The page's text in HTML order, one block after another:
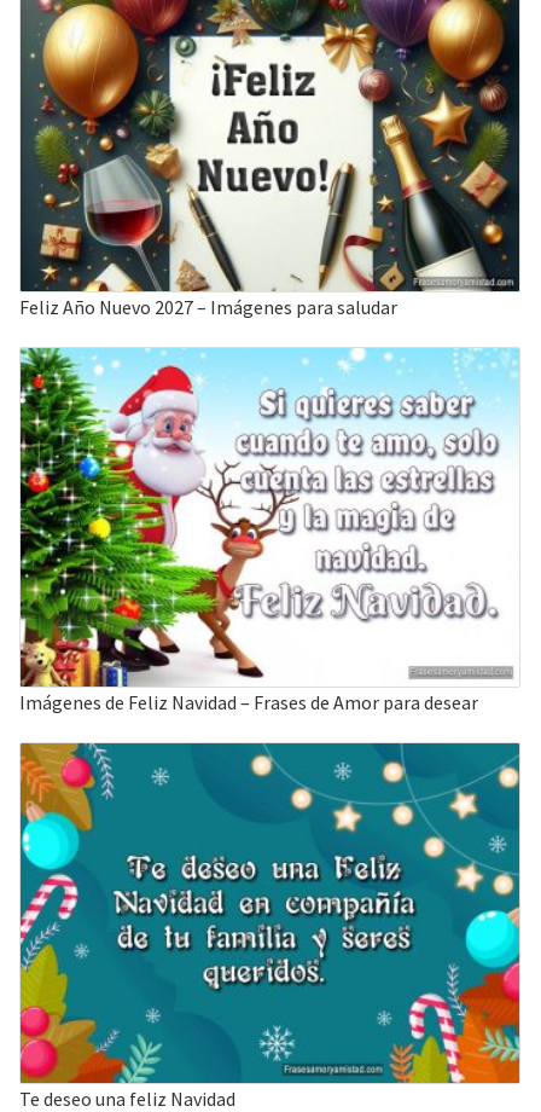
Feliz Año Nuevo 2027 – Imágenes para saludar
Imágenes de Feliz Navidad – Frases de Amor para desear
Te deseo una feliz Navidad